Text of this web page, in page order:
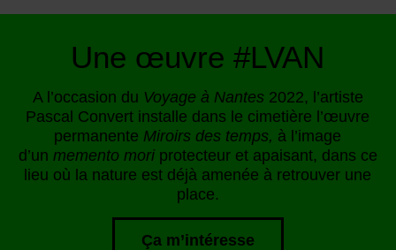
Une œuvre #LVAN
A l’occasion du Voyage à Nantes2022, l’artiste
Pascal Convert installe dans le cimetière l’œuvre
permanente Miroirs des temps, à l’image
d’un memento moriprotecteur et apaisant, dans ce
lieu où la nature est déjà amenée à retrouver une
place.
Ça m’intéresse